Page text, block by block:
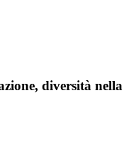
diversità